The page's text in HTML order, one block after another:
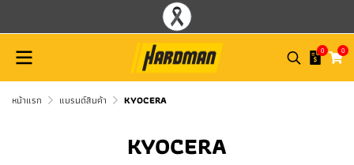
0 0
หน้าแรก แบรนด์สินค้า KYOCERA
KYOCERA